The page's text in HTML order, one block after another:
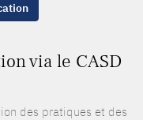
via le CASD
des pratiques et des